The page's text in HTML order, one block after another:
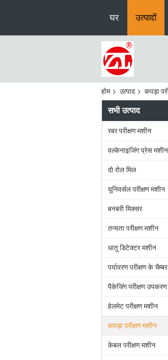
घर उत्पादों
होम उत्पाद कपड़ा
सभी उत्पाद
रबर परीक्षण मशीन
वल्केनाइजिंग प्रेस मशीन
दो रोल मिल
यूनिवर्सल परीक्षण मशीन
बनबरी मिक्सर
तन्यता परीक्षण मशीन
धातु डिटेक्टर मशीन
पर्यावरण परीक्षण के चैम्बर
पैकेजिंग परीक्षण उपकरण
हेलमेट परीक्षण मशीन
कपड़ा परीक्षण मशीन
केबल परीक्षण मशीन